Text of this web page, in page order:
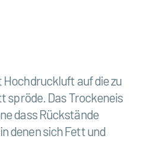
auf die zu
spröde. Das Trockeneis
dass Rückstände
denen sich Fett und